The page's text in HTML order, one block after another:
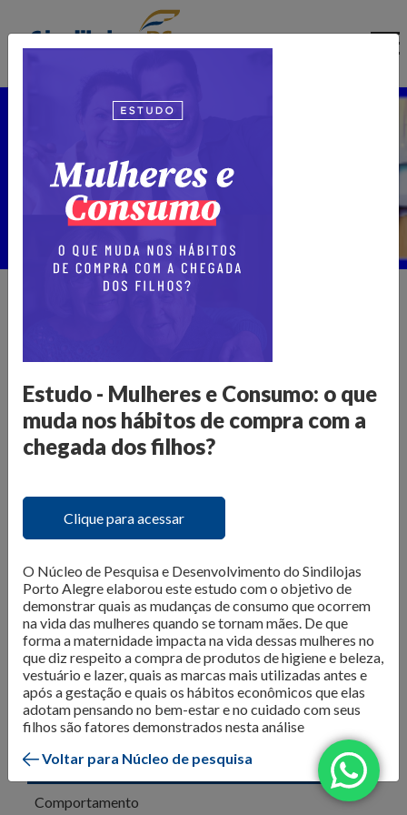
para
Núcleo de Pesquisa
Publicações > Núcleo de Pesquisa
O Núcleo de Pesquisa do Sindilojas Porto Alegre realiza
levantamentos sobre as questões mais importantes para o
varejo da Capital. Dados deintenção de compra,
são divulgados para que os lojistas possam organizar seus
negócios da melhor forma. Além disso, são produzidos
books com tendências e análises do mercado
inspirar os negócios em sua atualização e transformação.
Confira as publicações!
Todos
Comportamento
Estudo - Mulheres e Consumo: o que
muda nos hábitos de compra com a
chegada dos filhos?
Clique para acessar
O Núcleo de Pesquisa e Desenvolvimento do Sindilojas
Porto Alegre elaborou este estudo com o objetivo de
demonstrar quais as mudanças de consumo que ocorrem
na vida das mulheres quando se tornam mães. De que
forma a maternidade impacta na vida dessas mulheres no
que diz respeito a compra de produtos de higiene e beleza,
vestuário e lazer, quais as marcas mais utilizadas antes e
após a gestação e quais os hábitos econômicos que elas
adotam pensando no bem-estar e no cuidado com seus
filhos são fatores demonstrados nesta análise
Voltar para Núcleo de pesquisa